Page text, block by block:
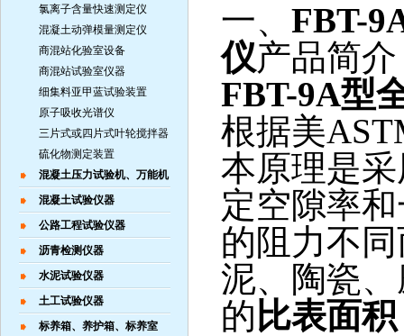
氯离子含量快速测定仪
混凝土动弹模量测定仪
商混站化验室设备
商混站试验室仪器
细集料亚甲蓝试验装置
原子吸收光谱仪
三片式或四片式叶轮搅拌器
硫化物测定装置
混凝土压力试验机、万能机
混凝土试验仪器
公路工程试验仪器
沥青检测仪器
水泥试验仪器
土工试验仪器
标养箱、养护箱、标养室
一、 FBT-
仪产品简
FBT-9A型
根据美
本原理是
定空隙率
的阻力不
泥、陶瓷
的 比表面积